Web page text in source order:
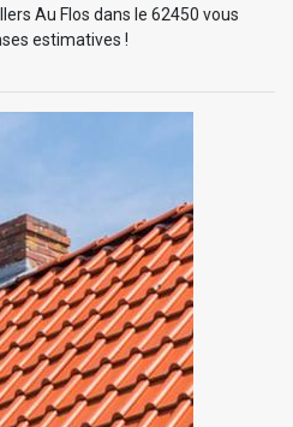
Au Flos dans le 62450 vous
estimatives !